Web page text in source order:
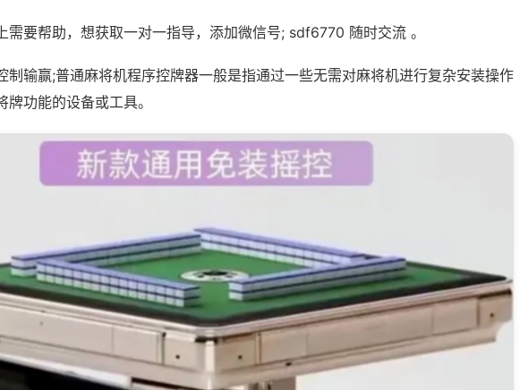
需要帮助，想获取一对一指导，添加微信号; sdf6770 随时交流 。
制输赢;普通麻将机程序控牌器一般是指通过一些无需对麻将机进行复杂安装操作
功能的设备或工具。